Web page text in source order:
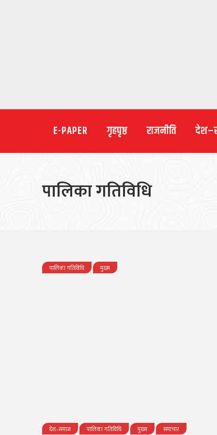
E-PAPER गृहपृष्ठ राजनीति
पालिका गतिविधि
पालिका गतिविधि मुख्य
देश–समाज पालिका गतिविधि मुख्य समाचार